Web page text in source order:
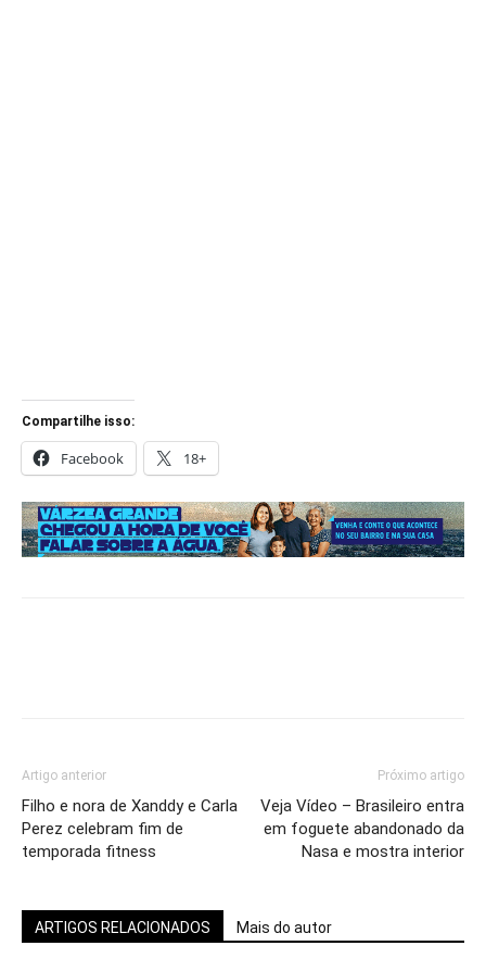
Compartilhe isso:
Facebook 18+
Artigo anterior
Filho e nora de Xanddy e Carla
Perez celebram fim de
temporada fitness
Próximo artigo
Veja Vídeo – Brasileiro entra
em foguete abandonado da
Nasa e mostra interior
ARTIGOS RELACIONADOS Mais do autor